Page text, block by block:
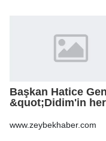
Başkan Hatice
&quot;Didim'in her
gündüz
www.zeybekhaber.com